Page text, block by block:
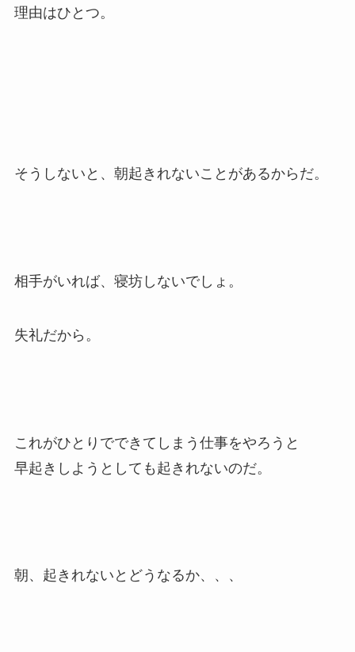
理由はひとつ。
そうしないと、朝起きれないことがあるからだ。
相手がいれば、寝坊しないでしょ。
失礼だから。
これがひとりでできてしまう仕事をやろうと
早起きしようとしても起きれないのだ。
朝、起きれないとどうなるか、、、